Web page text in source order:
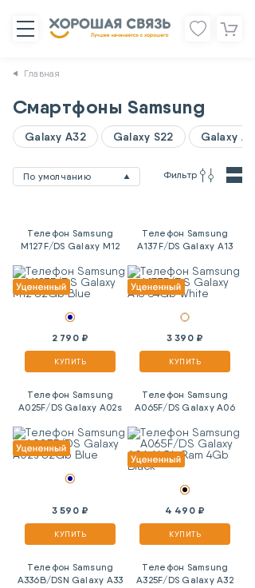
Главная
Смартфоны Samsung
Galaxy A32 Galaxy S22 Galaxy
По умолчанию Фильтр
Телефон Samsung
M127F/DS Galaxy M12
2 790 ₽
КУПИТЬ
Телефон Samsung
A137F/DS Galaxy A13
3 390 ₽
КУПИТЬ
Телефон Samsung
A025F/DS Galaxy A02s
3 590 ₽
КУПИТЬ
Телефон Samsung
A065F/DS Galaxy A06
4 490 ₽
КУПИТЬ
Телефон Samsung
A336B/DSN Galaxy A33
Телефон Samsung
A325F/DS Galaxy A32